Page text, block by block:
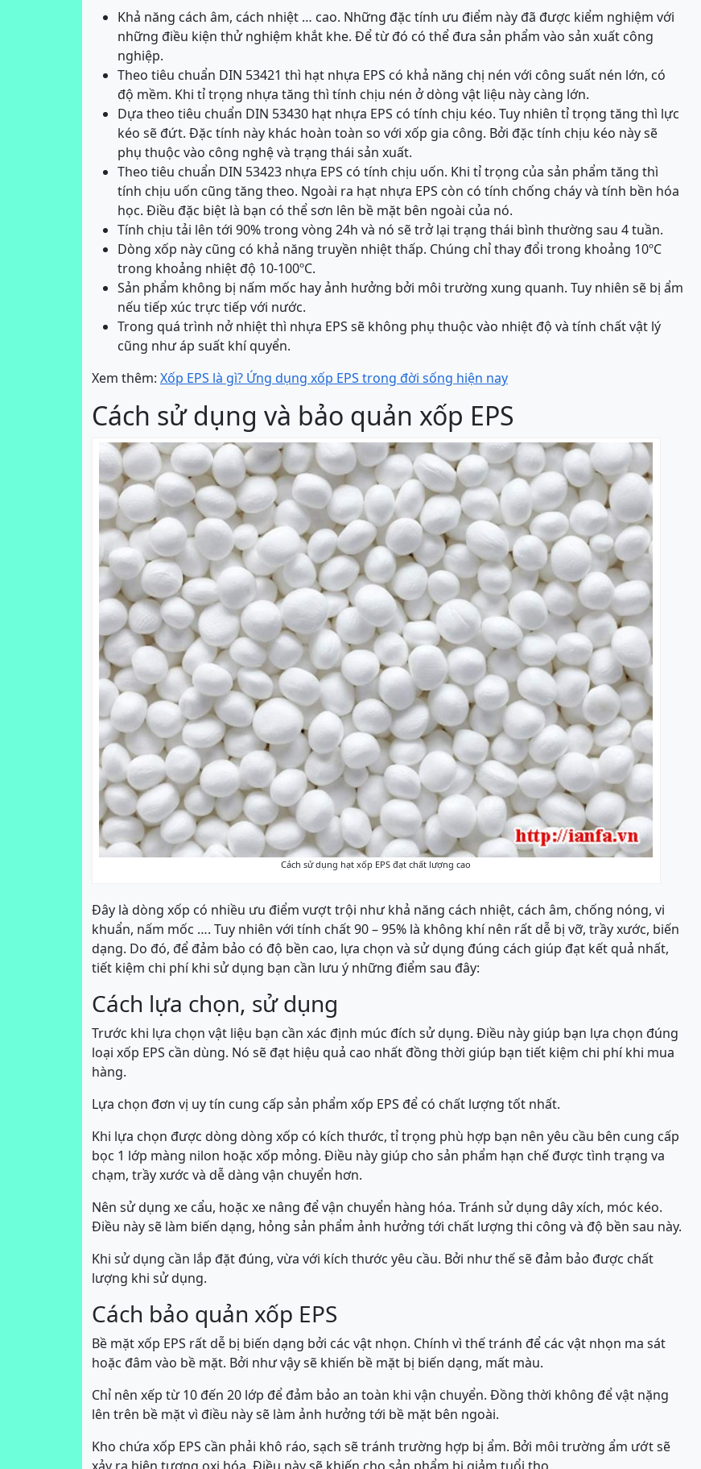
Khả năng cách âm, cách nhiệt … cao. Những đặc tính ưu điểm này đã được kiểm nghiệm với
những điều kiện thử nghiệm khắt khe. Để từ đó có thể đưa sản phẩm vào sản xuất công
nghiệp.
Theo tiêu chuẩn DIN 53421 thì hạt nhựa EPS có khả năng chị nén với công suất nén lớn, có
độ mềm. Khi tỉ trọng nhựa tăng thì tính chịu nén ở dòng vật liệu này càng lớn.
Dựa theo tiêu chuẩn DIN 53430 hạt nhựa EPS có tính chịu kéo. Tuy nhiên tỉ trọng tăng thì lực
kéo sẽ đứt. Đặc tính này khác hoàn toàn so với xốp gia công. Bởi đặc tính chịu kéo này sẽ
phụ thuộc vào công nghệ và trạng thái sản xuất.
Theo tiêu chuẩn DIN 53423 nhựa EPS có tính chịu uốn. Khi tỉ trọng của sản phẩm tăng thì
tính chịu uốn cũng tăng theo. Ngoài ra hạt nhựa EPS còn có tính chống cháy và tính bền hóa
học. Điều đặc biệt là bạn có thể sơn lên bề mặt bên ngoài của nó.
Tính chịu tải lên tới 90% trong vòng 24h và nó sẽ trở lại trạng thái bình thường sau 4 tuần.
Dòng xốp này cũng có khả năng truyền nhiệt thấp. Chúng chỉ thay đổi trong khoảng 10ºC
trong khoảng nhiệt độ 10-100ºC.
Sản phẩm không bị nấm mốc hay ảnh hưởng bởi môi trường xung quanh. Tuy nhiên sẽ bị ẩm
nếu tiếp xúc trực tiếp với nước.
Trong quá trình nở nhiệt thì nhựa EPS sẽ không phụ thuộc vào nhiệt độ và tính chất vật lý
cũng như áp suất khí quyển.
Xem thêm: Xốp EPS là gì? Ứng dụng xốp EPS trong đời sống hiện nay
Cách sử dụng và bảo quản xốp EPS
Cách sử dụng hạt xốp EPS đạt chất lượng cao
Đây là dòng xốp có nhiều ưu điểm vượt trội như khả năng cách nhiệt, cách âm, chống nóng, vi
khuẩn, nấm mốc …. Tuy nhiên với tính chất 90 – 95% là không khí nên rất dễ bị vỡ, trầy xước, biến
dạng. Do đó, để đảm bảo có độ bền cao, lựa chọn và sử dụng đúng cách giúp đạt kết quả nhất,
tiết kiệm chi phí khi sử dụng bạn cần lưu ý những điểm sau đây:
Cách lựa chọn, sử dụng
Trước khi lựa chọn vật liệu bạn cần xác định múc đích sử dụng. Điều này giúp bạn lựa chọn đúng
loại xốp EPS cần dùng. Nó sẽ đạt hiệu quả cao nhất đồng thời giúp bạn tiết kiệm chi phí khi mua
hàng.
Lựa chọn đơn vị uy tín cung cấp sản phẩm xốp EPS để có chất lượng tốt nhất.
Khi lựa chọn được dòng dòng xốp có kích thước, tỉ trọng phù hợp bạn nên yêu cầu bên cung cấp
bọc 1 lớp màng nilon hoặc xốp mỏng. Điều này giúp cho sản phẩm hạn chế được tình trạng va
chạm, trầy xước và dễ dàng vận chuyển hơn.
Nên sử dụng xe cẩu, hoặc xe nâng để vận chuyển hàng hóa. Tránh sử dụng dây xích, móc kéo.
Điều này sẽ làm biến dạng, hỏng sản phẩm ảnh hưởng tới chất lượng thi công và độ bền sau này.
Khi sử dụng cần lắp đặt đúng, vừa với kích thước yêu cầu. Bởi như thế sẽ đảm bảo được chất
lượng khi sử dụng.
Cách bảo quản xốp EPS
Bề mặt xốp EPS rất dễ bị biến dạng bởi các vật nhọn. Chính vì thế tránh để các vật nhọn ma sát
hoặc đâm vào bề mặt. Bởi như vậy sẽ khiến bề mặt bị biến dạng, mất màu.
Chỉ nên xếp từ 10 đến 20 lớp để đảm bảo an toàn khi vận chuyển. Đồng thời không để vật nặng
lên trên bề mặt vì điều này sẽ làm ảnh hưởng tới bề mặt bên ngoài.
Kho chứa xốp EPS cần phải khô ráo, sạch sẽ tránh trường hợp bị ẩm. Bởi môi trường ẩm ướt sẽ